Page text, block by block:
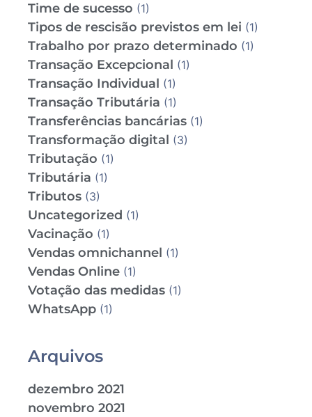
Time de sucesso (1)
Tipos de rescisão previstos em lei (1)
Trabalho por prazo determinado (1)
Transação Excepcional (1)
Transação Individual (1)
Transação Tributária (1)
Transferências bancárias (1)
Transformação digital (3)
Tributação (1)
Tributária (1)
Tributos (3)
Uncategorized (1)
Vacinação (1)
Vendas omnichannel (1)
Vendas Online (1)
Votação das medidas (1)
WhatsApp (1)
Arquivos
dezembro 2021
novembro 2021